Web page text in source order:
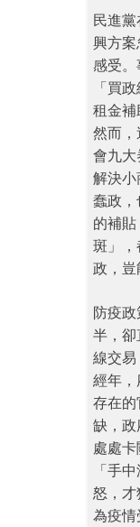
民進
興方
感受
「買
租金補
然而
會九
解決
蠢政
的補
斑」
政，豈
防疫
半，
線交
經年
存在
缺，
處處
「手
怒，
為疫